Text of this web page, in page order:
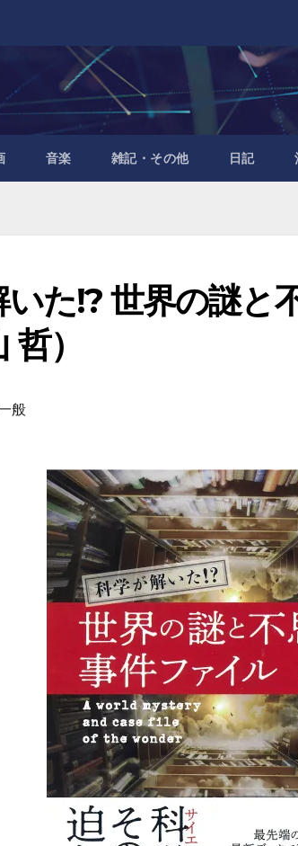
音楽 雑記・その他 日記
いた!? 世界の謎と
）
般